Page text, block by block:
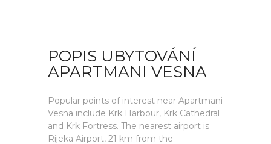
POPIS UBYTOVÁNÍ
APARTMANI VESNA
Popular points of interest near Apartmani
Vesna include Krk Harbour, Krk Cathedral
and Krk Fortress. The nearest airport is
Rijeka Airport, 21 km from the